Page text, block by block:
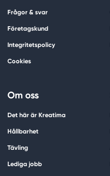
Frågor & svar
Företagskund
Integritetspolicy
Cookies
Om oss
Det här är Kreatima
Hållbarhet
Tävling
Lediga jobb